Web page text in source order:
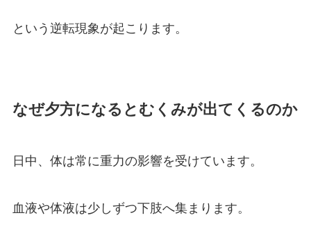
という逆転現象が起こります。
なぜ夕方になるとむくみが出てくるのか
日中、体は常に重力の影響を受けています。
血液や体液は少しずつ下肢へ集まります。